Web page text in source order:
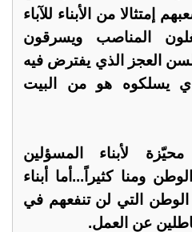
إمتثالا من الأبناء للآباء
المناصب ويسرقون
العجز الذي يفترض فيه
يسلكوه هو من البيت
لأبناء المسؤلين
ومنا كثيراً...أما أبناء
الوطن التي لن تنفعهم في
عن العمل.